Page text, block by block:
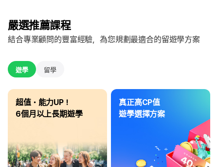
嚴選推薦課程
結合專業顧問的豐富經驗，為您規劃最適合的留遊學方案
遊學 留學
超值・能力UP！
6個月以上長期遊學
真正高CP值
遊學選擇方案